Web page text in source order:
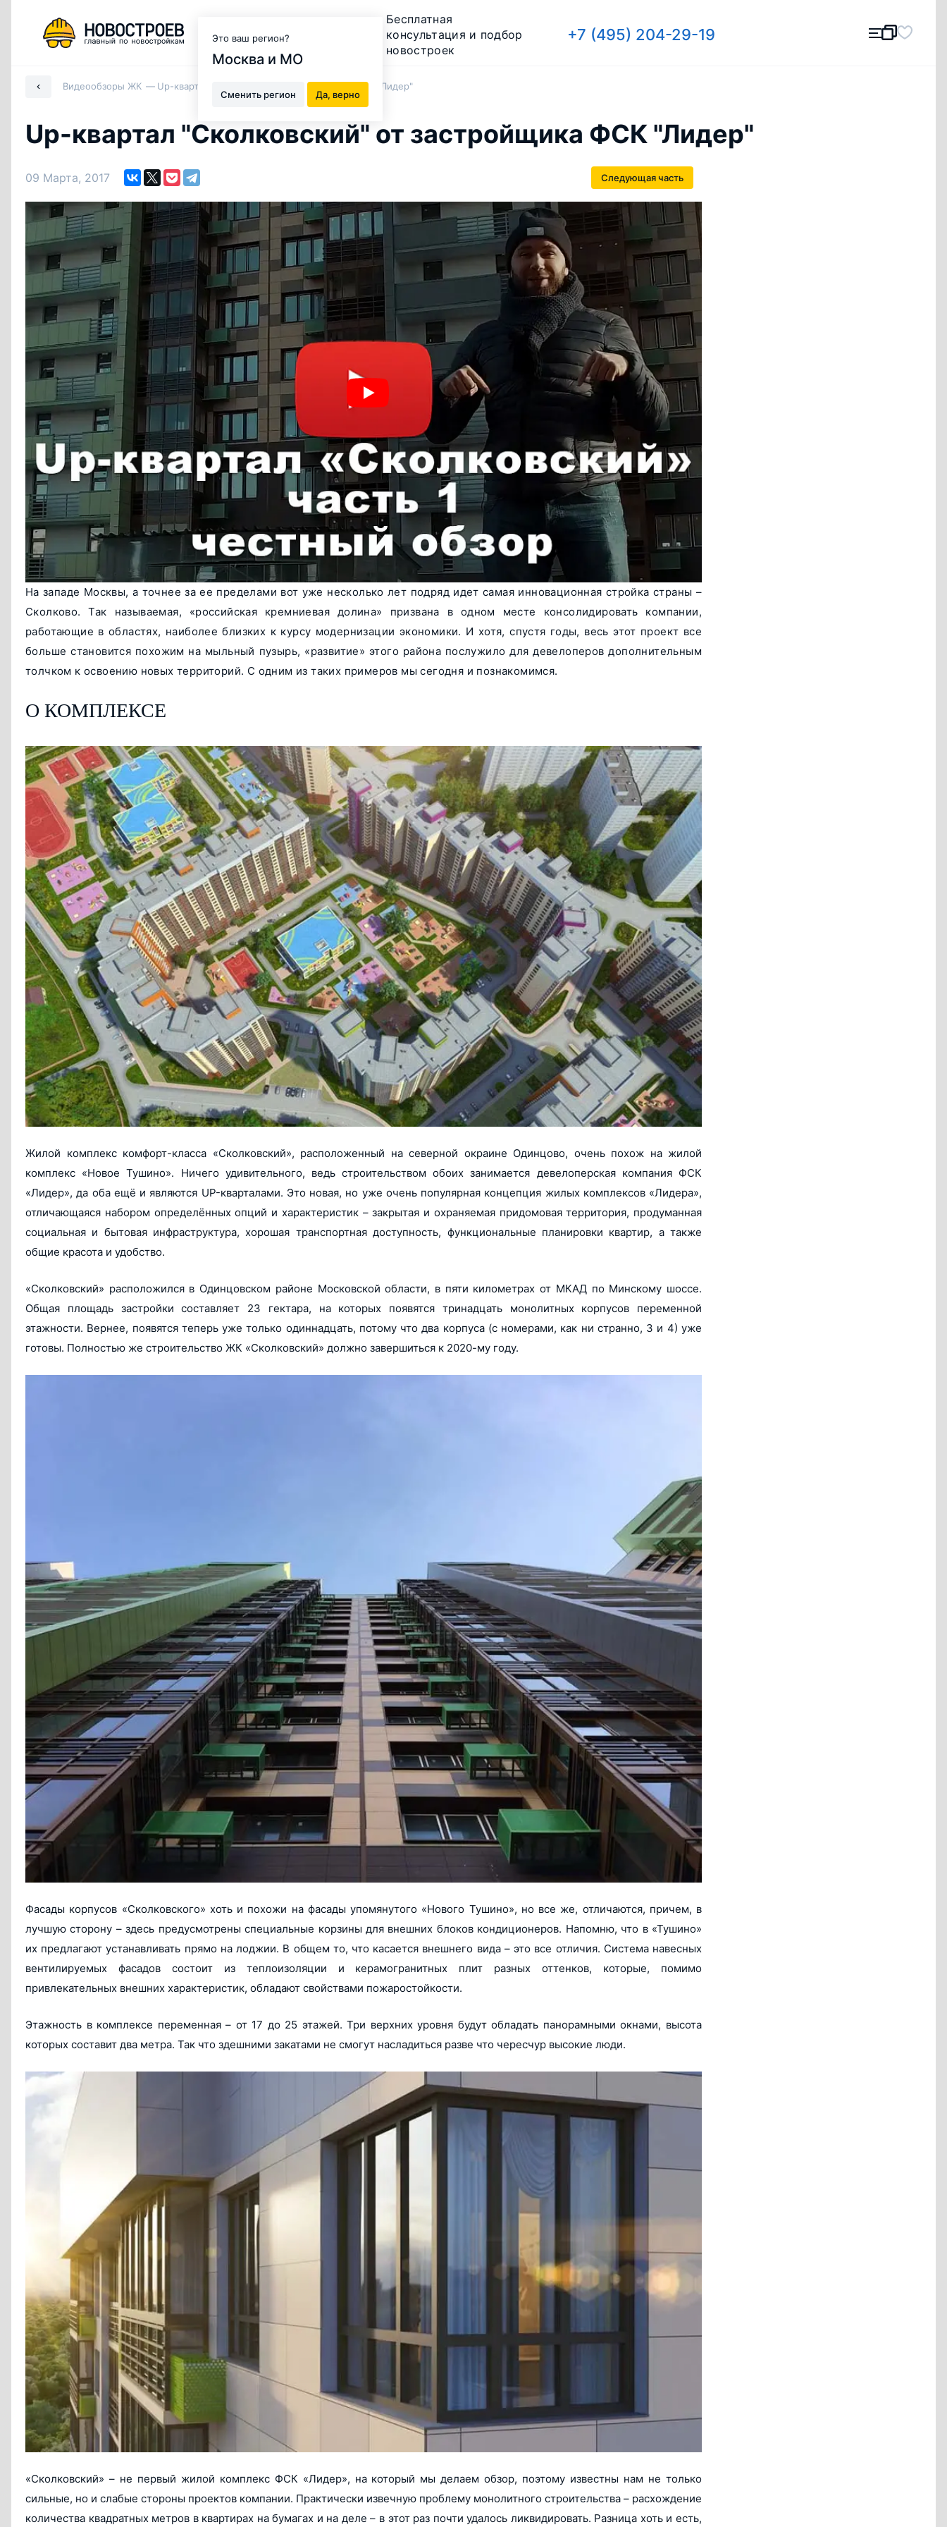
Это ваш регион?
Москва и МО
Сменить регион Да, верно
Бесплатная
консультация и подбор
новостроек
+7 (495) 204-29-19
Видеообзоры ЖК Up-квартал "Сколковский" от застройщика ФСК "Лидер"
Up-квартал "Сколковский" от застройщика ФСК "Лидер"
09 Марта, 2017 Следующая часть
На западе Москвы, а точнее за ее пределами вот уже несколько лет подряд идет самая инновационная стройка страны –
Сколково. Так называемая, «российская кремниевая долина» призвана в одном месте консолидировать компании,
работающие в областях, наиболее близких к курсу модернизации экономики. И хотя, спустя годы, весь этот проект все
больше становится похожим на мыльный пузырь, «развитие» этого района послужило для девелоперов дополнительным
толчком к освоению новых территорий. С одним из таких примеров мы сегодня и познакомимся.
О КОМПЛЕКСЕ
Жилой комплекс комфорт-класса «Сколковский», расположенный на северной окраине Одинцово, очень похож на жилой
комплекс «Новое Тушино». Ничего удивительного, ведь строительством обоих занимается девелоперская компания ФСК
«Лидер», да оба ещё и являются UP-кварталами. Это новая, но уже очень популярная концепция жилых комплексов «Лидера»,
отличающаяся набором определённых опций и характеристик – закрытая и охраняемая придомовая территория, продуманная
социальная и бытовая инфраструктура, хорошая транспортная доступность, функциональные планировки квартир, а также
общие красота и удобство.
«Сколковский» расположился в Одинцовском районе Московской области, в пяти километрах от МКАД по Минскому шоссе.
Общая площадь застройки составляет 23 гектара, на которых появятся тринадцать монолитных корпусов переменной
этажности. Вернее, появятся теперь уже только одиннадцать, потому что два корпуса (с номерами, как ни странно, 3 и 4) уже
готовы. Полностью же строительство ЖК «Сколковский» должно завершиться к 2020-му году.
Фасады корпусов «Сколковского» хоть и похожи на фасады упомянутого «Нового Тушино», но все же, отличаются, причем, в
лучшую сторону – здесь предусмотрены специальные корзины для внешних блоков кондиционеров. Напомню, что в «Тушино»
их предлагают устанавливать прямо на лоджии. В общем то, что касается внешнего вида – это все отличия. Система навесных
вентилируемых фасадов состоит из теплоизоляции и керамогранитных плит разных оттенков, которые, помимо
привлекательных внешних характеристик, обладают свойствами пожаростойкости.
Этажность в комплексе переменная – от 17 до 25 этажей. Три верхних уровня будут обладать панорамными окнами, высота
которых составит два метра. Так что здешними закатами не смогут насладиться разве что чересчур высокие люди.
«Сколковский» – не первый жилой комплекс ФСК «Лидер», на который мы делаем обзор, поэтому известны нам не только
сильные, но и слабые стороны проектов компании. Практически извечную проблему монолитного строительства – расхождение
количества квадратных метров в квартирах на бумагах и на деле – в этот раз почти удалось ликвидировать. Разница хоть и есть,